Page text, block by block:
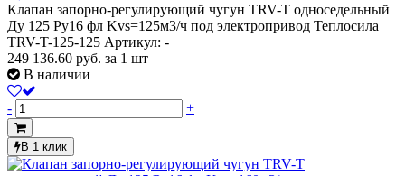
Клапан запорно-регулирующий чугун TRV-T односедельный
Ду 125 Ру16 фл Kvs=125м3/ч под электропривод Теплосила
TRV-T-125-125 Артикул: -
249 136.60 руб. за 1 шт
В наличии
- +
В 1 клик